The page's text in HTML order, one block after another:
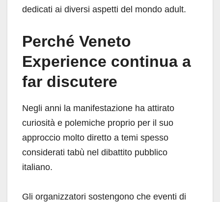
dedicati ai diversi aspetti del mondo adult.
Perché Veneto
Experience continua a
far discutere
Negli anni la manifestazione ha attirato
curiosità e polemiche proprio per il suo
approccio molto diretto a temi spesso
considerati tabù nel dibattito pubblico
italiano.
Gli organizzatori sostengono che eventi di